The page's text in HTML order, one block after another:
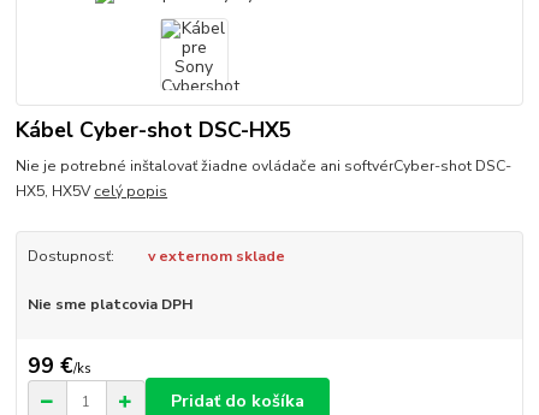
Kábel Cyber-shot DSC-HX5
Nie je potrebné inštalovať žiadne ovládače ani softvérCyber-shot DSC-
HX5, HX5Vcelý popis
Dostupnosť: v externom sklade
Nie sme platcovia DPH
99 €/ks
Pridať do košíka